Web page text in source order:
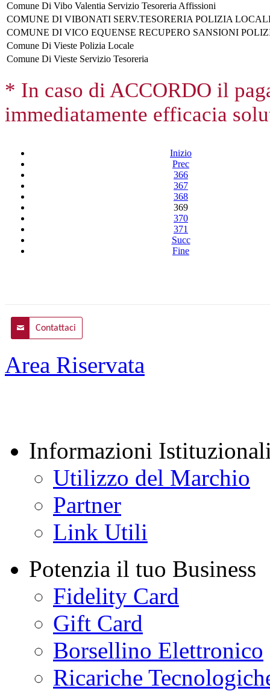
Comune Di Vibo Valentia Servizio Tesoreria Affissioni
COMUNE DI VIBONATI SERV.TESORERIA POLIZIA
COMUNE DI VICO EQUENSE RECUPERO SANSIONI
Comune Di Vieste Polizia Locale
Comune Di Vieste Servizio Tesoreria
* In caso di ACCORDO il
immediatamente efficacia
Inizio
Prec
366
367
368
369
370
371
Succ
Fine
Contattaci
Area Riservata
Informazioni
Utilizzo del Marchio
Partner
Link Utili
Potenzia il tuo Business
Fidelity Card
Gift Card
Borsellino Elettronico
Ricariche